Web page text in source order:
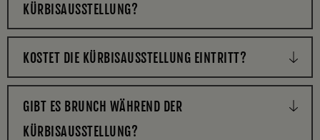
KÜRBISAUSSTELLUNG?
KOSTET DIE KÜRBISAUSSTELLUNG EINTRITT?
GIBT ES BRUNCH WÄHREND DER
KÜRBISAUSSTELLUNG?